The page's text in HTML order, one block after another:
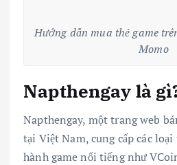
Hướng dẫn mua thẻ game
Momo
Napthengay là
Napthengay, một trang web
tại Việt Nam, cung cấp các
hành game nổi tiếng như